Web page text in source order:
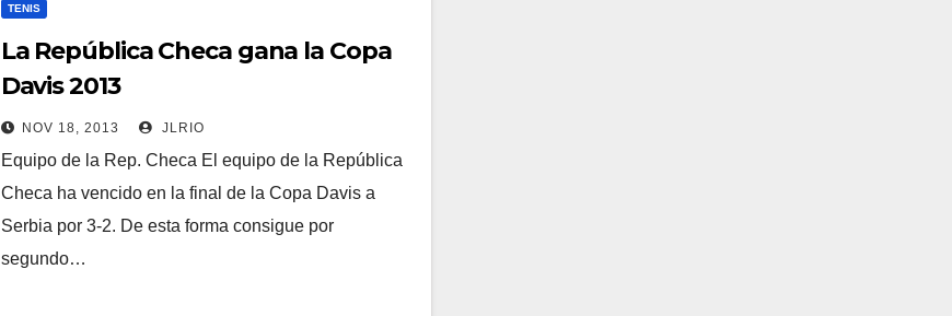
TENIS
La República Checa gana la Copa
Davis 2013
NOV 18, 2013 JLRIO
Equipo de la Rep. Checa El equipo de la República
Checa ha vencido en la final de la Copa Davis a
Serbia por 3-2. De esta forma consigue por
segundo…